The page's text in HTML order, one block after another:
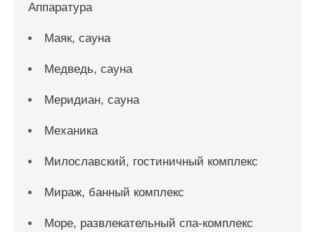
Аппаратура
Маяк, сауна
Медведь, сауна
Меридиан, сауна
Механика
Милославский, гостиничный комплекс
Мираж, банный комплекс
Море, развлекательный спа-комплекс